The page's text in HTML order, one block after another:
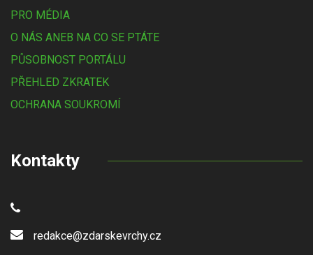
PRO MÉDIA
O NÁS ANEB NA CO SE PTÁTE
PŮSOBNOST PORTÁLU
PŘEHLED ZKRATEK
OCHRANA SOUKROMÍ
Kontakty
redakce@zdarskevrchy.cz